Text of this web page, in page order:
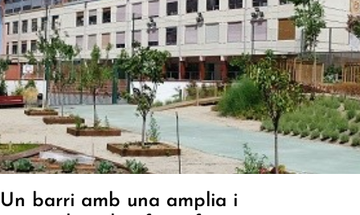
Un barri amb una amplia i